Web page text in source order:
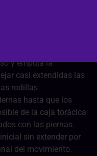
y empuja la
casi extendidas las
rodillas
hasta que los
de la caja torácica
con las piernas.
sin extender por
del movimiento.